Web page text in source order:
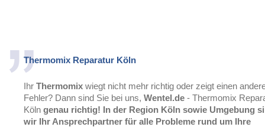
Thermomix Reparatur Köln
Ihr Thermomix wiegt nicht mehr richtig oder zeigt einen
Fehler? Dann sind Sie bei uns, Wentel.de - Thermomix
Köln genau richtig! In der Region Köln sowie Umgebung
wir Ihr Ansprechpartner für alle Probleme rund um Ihre